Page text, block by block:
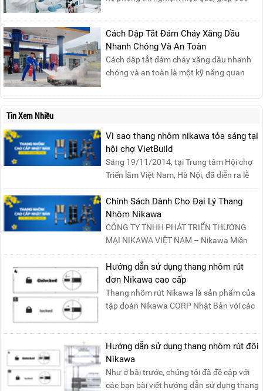
sản, giảm thiểu nguy cơ cháy nổ phòng thí
nghiệm.
Cách Dập Tắt Đám Cháy Xăng Dầu
Nhanh Chóng Và An Toàn
Cách dập tắt đám cháy xăng dầu nhanh
chóng và an toàn là một kỹ năng quan
cháy xăng dầu rất dễ lan rộng và gây thiệt
dập tắt...
Tin Xem Nhiều
Vì sao thang nhôm nikawa tỏa sáng tại
hội chợ VietBuild
Sáng 19/11/2014, tại Trung tâm Hội chợ
Triển lãm Việt Nam, Hà Nội, đã diễn ra lễ
khai mạc “Triể....
Chính Sách Dành Cho Đại Lý Thang
Nhôm Nikawa
CÔNG TY TNHH PHÁT TRIỂN THƯƠNG
MẠI NIKAWA VIỆT NAM – Nikawa Miền
Bắc: Số 19, Đường Trung ....
Hướng dẫn sử dụng thang nhôm rút
đơn Nikawa cao cấp
Thang nhôm rút Nikawa là sản phẩm của
tập đoàn Nikawa CORP Nhật Bản với các
Hướng dẫn sử dụng thang nhôm rút đôi
Nikawa
Như ở bài trước, chúng tôi đã đề cập với
các bạn bài viết hướng dẫn sử dụng thang